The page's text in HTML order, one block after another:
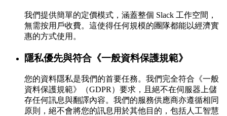
我們提供簡單的定價模式，涵蓋整個 Slack 工作空間，
無需按用戶收費。這使得任何規模的團隊都能以經濟實
惠的方式使用。
隱私優先與符合《一般資料保護規範》
您的資料隱私是我們的首要任務。我們完全符合《一般
資料保護規範》（GDPR）要求，且絕不在伺服器上儲
存任何訊息與翻譯內容。我們的服務供應商亦遵循相同
原則，絕不會將您的訊息用於其他目的，包括人工智慧